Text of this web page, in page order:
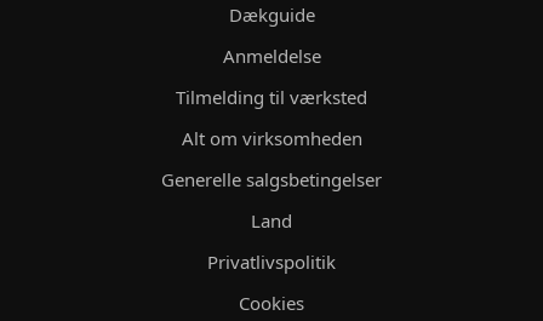
Dækguide
Anmeldelse
Tilmelding til værksted
Alt om virksomheden
Generelle salgsbetingelser
Land
Privatlivspolitik
Cookies